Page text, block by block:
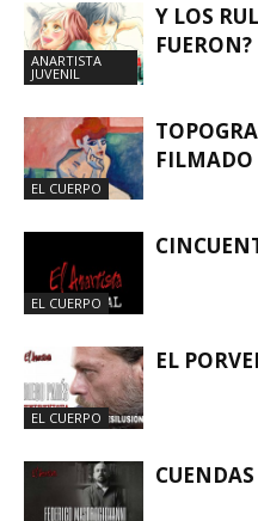
ANARTISTA
JUVENIL
Y LOS
FUERON?
EL CUERPO
FILMADO
EL CUERPO
EL CUERPO
EL
CUENDAS